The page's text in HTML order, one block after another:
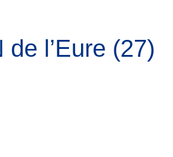
l’Eure (27)